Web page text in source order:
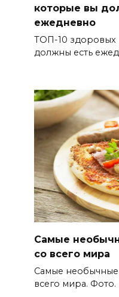
которые вы
ежедневно
ТОП-10 здоровых
должны есть
Самые
со всего мира
Самые
всего мира. Фото.